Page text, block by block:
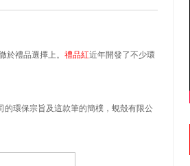
於禮品選擇上。 禮品紅近年開發了不少環
的環保宗旨及這款筆的簡樸，蜆殼有限公